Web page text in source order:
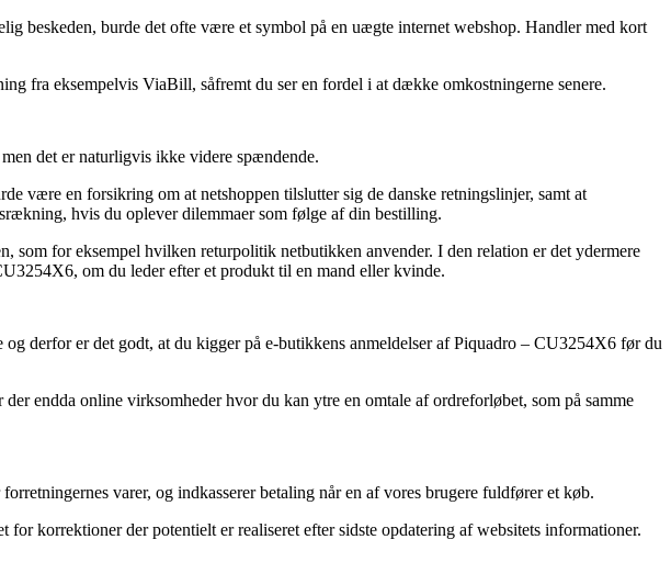
beskeden, burde det ofte være et symbol på en uægte internet webshop. Handler med kort
fra eksempelvis ViaBill, såfremt du ser en fordel i at dække omkostningerne senere.
det er naturligvis ikke videre spændende.
være en forsikring om at netshoppen tilslutter sig de danske retningslinjer, samt at
hvis du oplever dilemmaer som følge af din bestilling.
som for eksempel hvilken returpolitik netbutikken anvender. I den relation er det ydermere
om du leder efter et produkt til en mand eller kvinde.
derfor er det godt, at du kigger på e-butikkens anmeldelser af Piquadro – CU3254X6 før du
endda online virksomheder hvor du kan ytre en omtale af ordreforløbet, som på samme
varer, og indkasserer betaling når en af vores brugere fuldfører et køb.
korrektioner der potentielt er realiseret efter sidste opdatering af websitets informationer.